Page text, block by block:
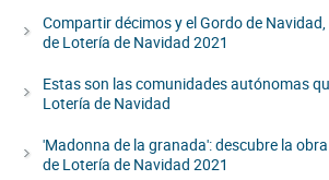
Compartir décimos y el Gordo de
de Lotería de Navidad 2021
Estas son las comunidades autónomas
Lotería de Navidad
'Madonna de la granada': descubre la
de Lotería de Navidad 2021